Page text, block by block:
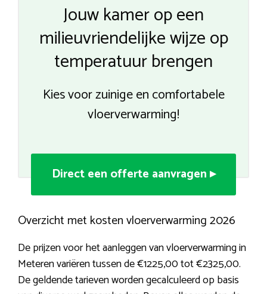
Jouw kamer op een
milieuvriendelijke wijze op
temperatuur brengen
Kies voor zuinige en comfortabele
vloerverwarming!
Direct een offerte aanvragen ▸
Overzicht met kosten vloerverwarming 2026
De prijzen voor het aanleggen van vloerverwarming in
Meteren variëren tussen de €1225,00 tot €2325,00.
De geldende tarieven worden gecalculeerd op basis